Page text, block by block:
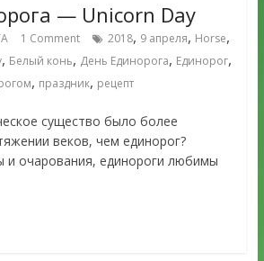
— Unicorn Day
1 Comment 2018, 9 апреля, Horse,
, Белый конь, День Единорога, Единорог,
, праздник, рецепт
существо было более
веков, чем единорог?
и очарования, единороги любимы